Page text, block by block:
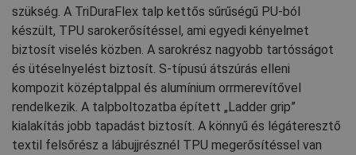
szükség. A TriDuraFlex talp kettős sűrűségű PU-ból
készült, TPU sarokerősítéssel, ami egyedi kényelmet
biztosít viselés közben. A sarokrész nagyobb tartósságot
és ütéselnyelést biztosít. S-típusú átszúrás elleni
kompozit középtalppal és alumínium orrmerevítővel
rendelkezik. A talpboltozatba épített „Ladder grip”
kialakítás jobb tapadást biztosít. A könnyű és légáteresztő
textil felsőrész a lábujjrésznél TPU megerősítéssel van